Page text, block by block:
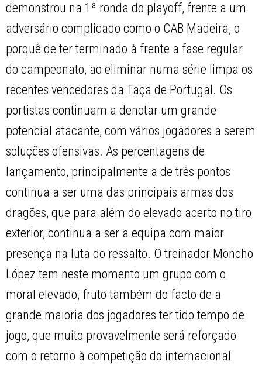
demonstrou na 1ª ronda do playoff, frente a um
adversário complicado como o CAB Madeira, o
porquê de ter terminado à frente a fase regular
do campeonato, ao eliminar numa série limpa os
recentes vencedores da Taça de Portugal. Os
portistas continuam a denotar um grande
potencial atacante, com vários jogadores a serem
soluções ofensivas. As percentagens de
lançamento, principalmente a de três pontos
continua a ser uma das principais armas dos
dragões, que para além do elevado acerto no tiro
exterior, continua a ser a equipa com maior
presença na luta do ressalto. O treinador Moncho
López tem neste momento um grupo com o
moral elevado, fruto também do facto de a
grande maioria dos jogadores ter tido tempo de
jogo, que muito provavelmente será reforçado
com o retorno à competição do internacional